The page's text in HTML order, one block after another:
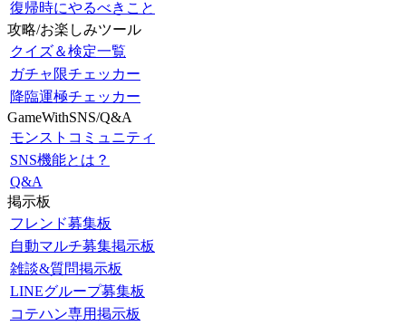
復帰時にやるべきこと
攻略/お楽しみツール
クイズ＆検定一覧
ガチャ限チェッカー
降臨運極チェッカー
GameWithSNS/Q&A
モンストコミュニティ
SNS機能とは？
Q&A
掲示板
フレンド募集板
自動マルチ募集掲示板
雑談&質問掲示板
LINEグループ募集板
コテハン専用掲示板